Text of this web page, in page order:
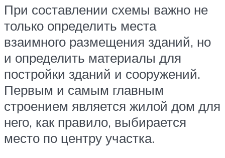
При составлении схемы важно не
только определить места
взаимного размещения зданий, но
и определить материалы для
постройки зданий и сооружений.
Первым и самым главным
строением является жилой дом для
него, как правило, выбирается
место по центру участка.